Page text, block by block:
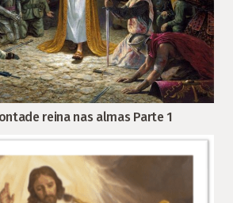
reina nas almas Parte 1